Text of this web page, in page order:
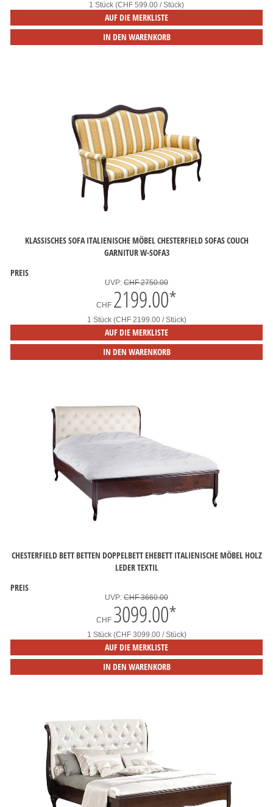
1 Stück (CHF 599.00 / Stück)
AUF DIE MERKLISTE
IN DEN WARENKORB
KLASSISCHES SOFA ITALIENISCHE MÖBEL CHESTERFIELD SOFAS COUCH
GARNITUR W-SOFA3
PREIS
UVP: CHF 2750.00
CHF 2199.00*
1 Stück (CHF 2199.00 / Stück)
AUF DIE MERKLISTE
IN DEN WARENKORB
CHESTERFIELD BETT BETTEN DOPPELBETT EHEBETT ITALIENISCHE MÖBEL HOLZ
LEDER TEXTIL
PREIS
UVP: CHF 3660.00
CHF 3099.00*
1 Stück (CHF 3099.00 / Stück)
AUF DIE MERKLISTE
IN DEN WARENKORB